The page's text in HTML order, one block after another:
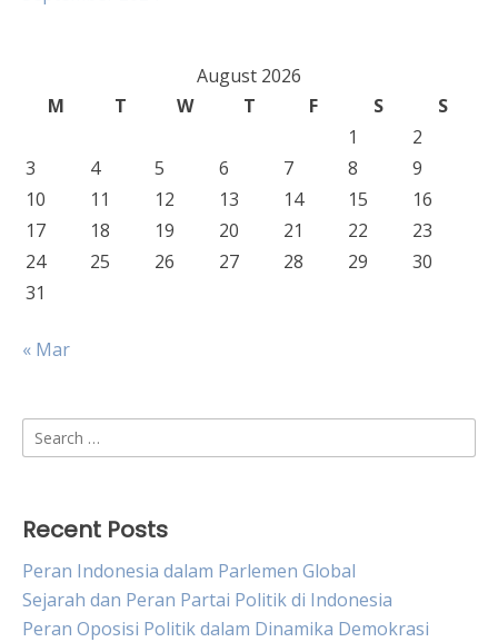
August 2026
M
T W T F S
S
1
2
3
4 5 6 7 8
9
10
11 12 13 14 15
16
17
18 19 20 21 22
23
24
25 26 27 28 29
30
31
« Mar
Search
for:
Recent Posts
Peran Indonesia dalam Parlemen Global
Sejarah dan Peran Partai Politik di Indonesia
Peran Oposisi Politik dalam Dinamika Demokrasi